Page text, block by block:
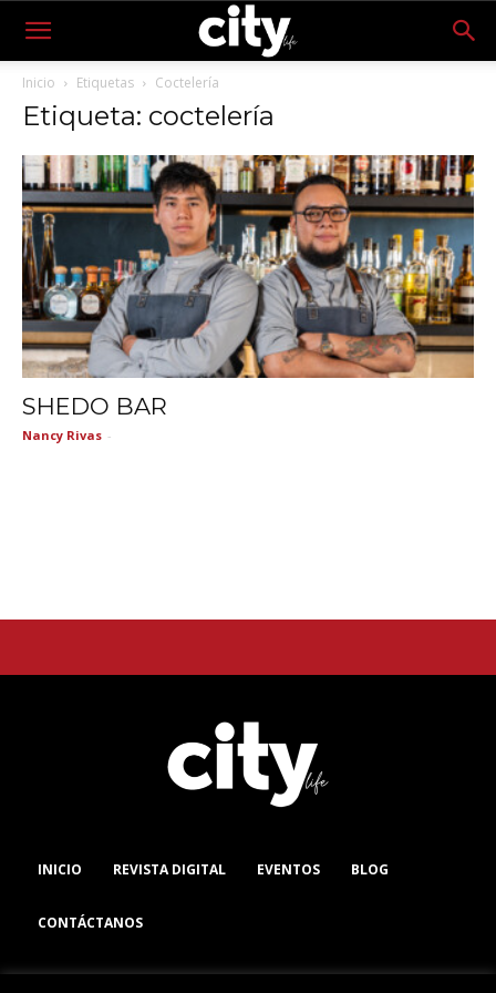
Inicio Etiquetas Coctelería
Etiqueta: coctelería
SHEDO BAR
Nancy Rivas -
INICIO REVISTA DIGITAL EVENTOS BLOG
CONTÁCTANOS